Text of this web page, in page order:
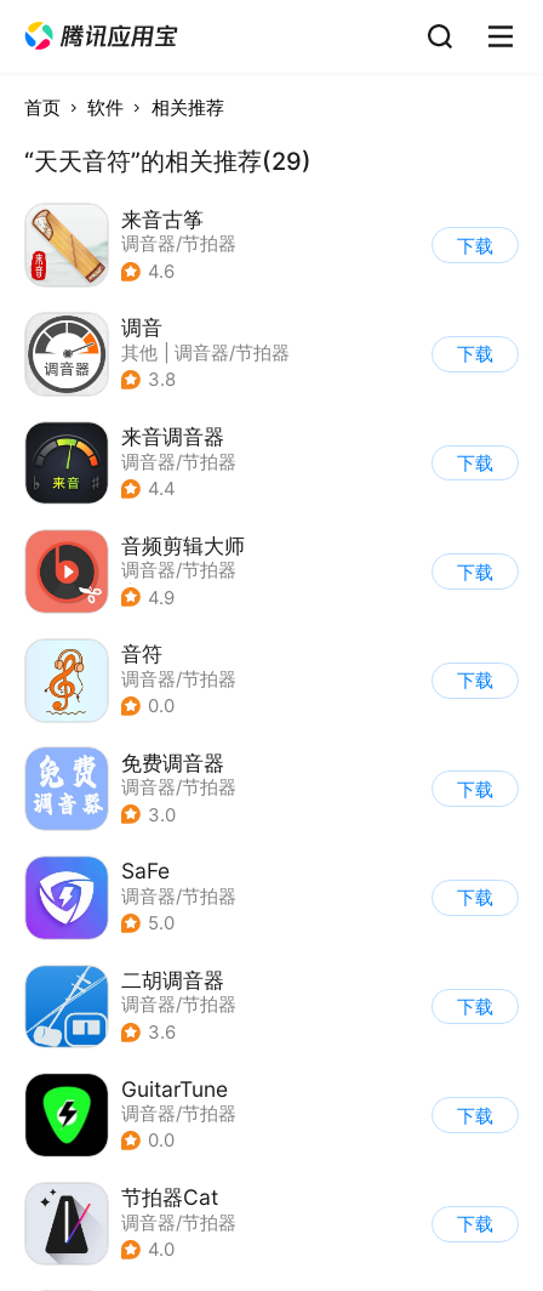
首页 软件 相关推荐
“天天音符”的相关推荐(29)
来音古筝
调音器/节拍器
4.6
下载
调音
其他
调音器/节拍器
3.8
下载
来音调音器
调音器/节拍器
4.4
下载
音频剪辑大师
调音器/节拍器
| AI音频处理
4.9
下载
音符
调音器/节拍器
0.0
下载
免费调音器
调音器/节拍器
3.0
下载
SaFe
调音器/节拍器
5.0
下载
二胡调音器
调音器/节拍器
3.6
下载
GuitarTune
调音器/节拍器
0.0
下载
节拍器Cat
调音器/节拍器
4.0
下载